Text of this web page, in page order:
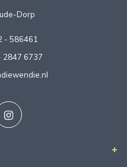
Dorp
- 586461
2847 6737